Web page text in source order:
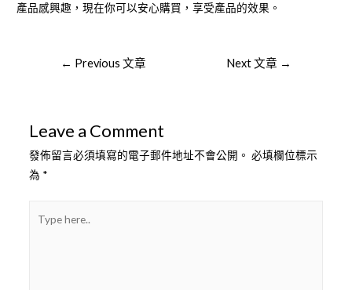
產品感興趣，現在你可以安心購買，享受產品的效果。
← Previous 文章 Next 文章 →
Leave a Comment
發佈留言必須填寫的電子郵件地址不會公開。 必填欄位標示
為 *
here..